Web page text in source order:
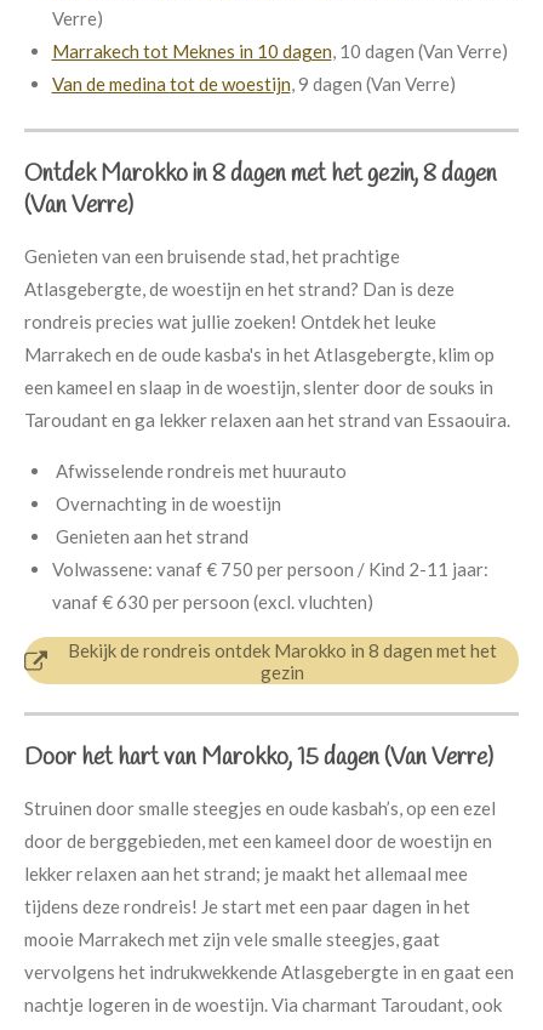
Verre)
Marrakech tot Meknes in 10 dagen, 10 dagen (Van Verre)
Van de medina tot de woestijn, 9 dagen (Van Verre)
Ontdek Marokko in 8 dagen met het gezin, 8 dagen
(Van Verre)
Genieten van een bruisende stad, het prachtige
Atlasgebergte, de woestijn en het strand? Dan is deze
rondreis precies wat jullie zoeken! Ontdek het leuke
Marrakech en de oude kasba's in het Atlasgebergte, klim op
een kameel en slaap in de woestijn, slenter door de souks in
Taroudant en ga lekker relaxen aan het strand van Essaouira.
Afwisselende rondreis met huurauto
Overnachting in de woestijn
Genieten aan het strand
Volwassene: vanaf € 750 per persoon / Kind 2-11 jaar:
vanaf € 630 per persoon (excl. vluchten)
Bekijk de rondreis ontdek Marokko in 8 dagen met het
gezin
Door het hart van Marokko, 15 dagen (Van Verre)
Struinen door smalle steegjes en oude kasbah’s, op een ezel
door de berggebieden, met een kameel door de woestijn en
lekker relaxen aan het strand; je maakt het allemaal mee
tijdens deze rondreis! Je start met een paar dagen in het
mooie Marrakech met zijn vele smalle steegjes, gaat
vervolgens het indrukwekkende Atlasgebergte in en gaat een
nachtje logeren in de woestijn. Via charmant Taroudant, ook